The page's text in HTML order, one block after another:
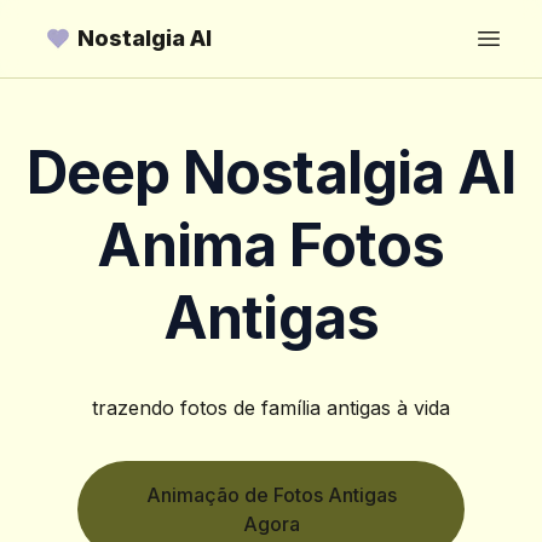
Nostalgia AI
Open
Deep Nostalgia AI
Anima Fotos
Antigas
trazendo fotos de família antigas à vida
Animação de Fotos Antigas
Agora